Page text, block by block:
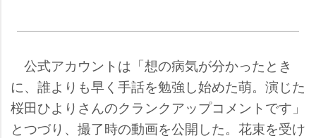
公式アカウントは「想の病気が分かったとき
に、誰よりも早く手話を勉強し始めた萌。演じた
桜田ひよりさんのクランクアップコメントです」
とつづり、撮了時の動画を公開した。花束を受け